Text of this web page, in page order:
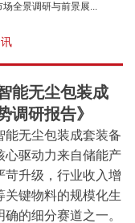
场全景调研与前景展...
能无尘包装成
调研报告》
能无尘包装成套装备
心驱动力来自储能产
苛升级，行业收入增
关键物料的规模化生
的细分赛道之一。